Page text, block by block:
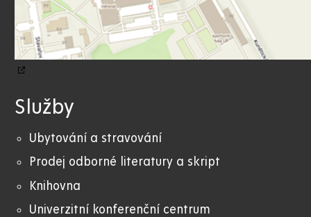
Služby
Ubytování a stravování
Prodej odborné literatury a skript
Knihovna
Univerzitní konferenční centrum